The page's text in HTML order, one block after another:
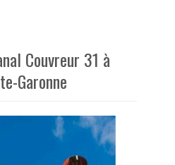
Couvreur 31 à
Garonne